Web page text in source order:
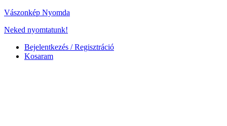
Vászonkép Nyomda
Neked nyomtatunk!
Bejelentkezés / Regisztráció
Kosaram